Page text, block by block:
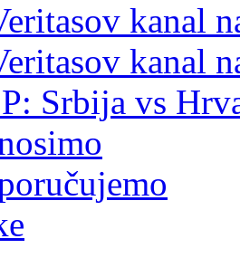
kanal
kanal
Srbija vs